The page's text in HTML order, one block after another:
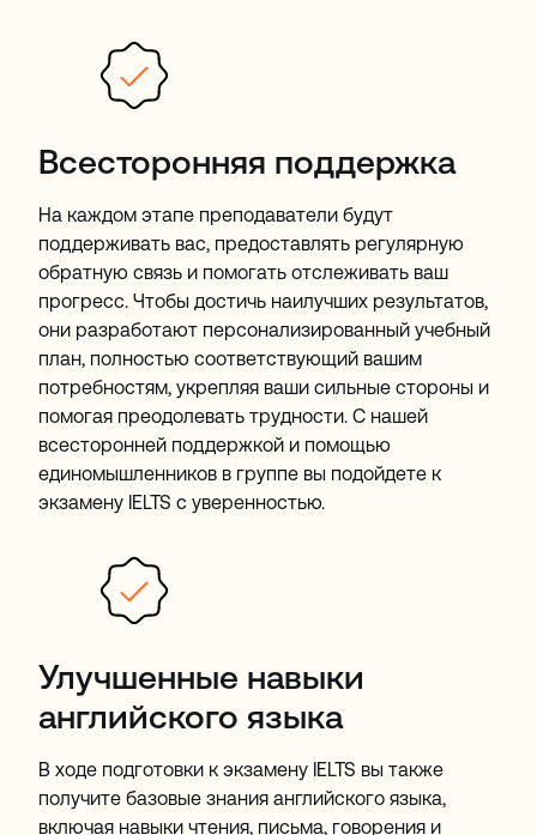
Всесторонняя поддержка
На каждом этапе преподаватели будут
поддерживать вас, предоставлять регулярную
обратную связь и помогать отслеживать ваш
прогресс. Чтобы достичь наилучших результатов,
они разработают персонализированный учебный
план, полностью соответствующий вашим
потребностям, укрепляя ваши сильные стороны и
помогая преодолевать трудности. С нашей
всесторонней поддержкой и помощью
единомышленников в группе вы подойдете к
экзамену IELTS с уверенностью.
Улучшенные навыки
английского языка
В ходе подготовки к экзамену IELTS вы также
получите базовые знания английского языка,
включая навыки чтения, письма, говорения и